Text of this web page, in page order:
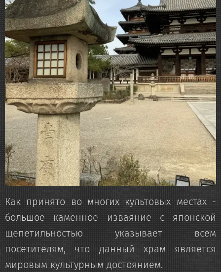
Как принято во многих культовых местах -
большое каменное изваяние с японской
щепетильностью указывает всем
посетителям, что данный храм является
мировым культурным достоянием.